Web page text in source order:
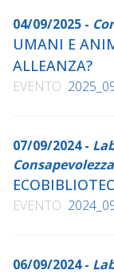
04/09/2025 -
UMANI E
ALLEANZA?
EVENTO
07/09/2024 -
EVENTO
06/09/2024 -